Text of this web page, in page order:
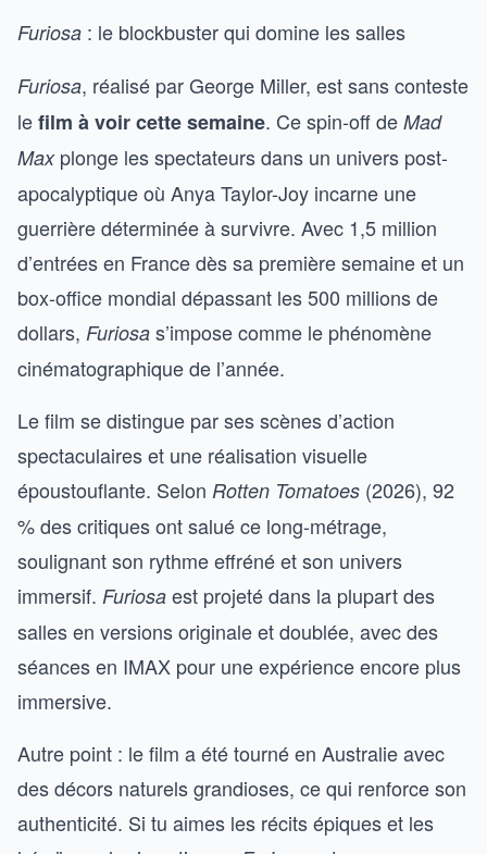
Furiosa : le blockbuster qui domine les salles
Furiosa, réalisé par George Miller, est sans conteste
lefilm à voir cette semaine. Ce spin-off de Mad
Maxplonge les spectateurs dans un univers post-
apocalyptique où Anya Taylor-Joy incarne une
guerrière déterminée à survivre. Avec 1,5 million
d’entrées en France dès sa première semaine et un
box-office mondial dépassant les 500 millions de
dollars, Furiosa s’impose comme le phénomène
cinématographique de l’année.
Le film se distingue par ses scènes d’action
spectaculaires et une réalisation visuelle
époustouflante. Selon Rotten Tomatoes (2026), 92
% des critiques ont salué ce long-métrage,
soulignant son rythme effréné et son univers
immersif. Furiosa est projeté dans la plupart des
salles en versions originale et doublée, avec des
séances en IMAX pour une expérience encore plus
immersive.
Autre point : le film a été tourné en Australie avec
des décors naturels grandioses, ce qui renforce son
authenticité. Si tu aimes les récits épiques et les